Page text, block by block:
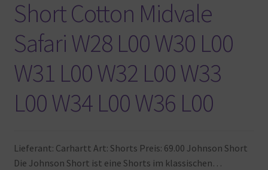
Short Cotton Midvale
Safari W28 L00 W30 L00
W31 L00 W32 L00 W33
L00 W34 L00 W36 L00
Lieferant: Carhartt Art: Shorts Preis: 69.00 Johnson Short
Die Johnson Short ist eine Shorts im klassischen…